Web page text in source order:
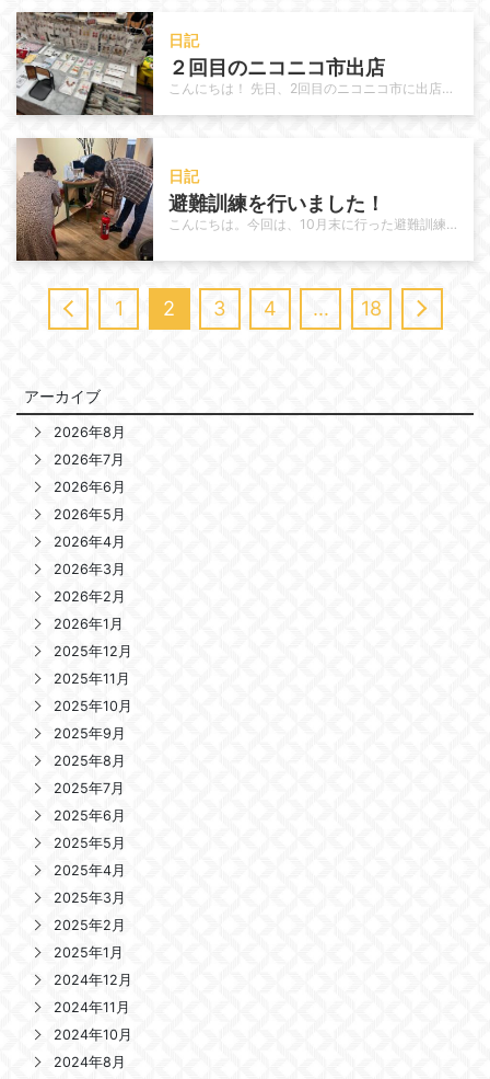
日記
２回目のニコニコ市出店
こんにちは！ 先日、2回目のニコニコ市に出店してきました！ 前回の反省を活かして、ディスプレイの見せ方を工夫したり、持ってい…
日記
避難訓練を行いました！
こんにちは。今回は、10月末に行った避難訓練の様子についてご紹介します。 福祉施設には2回/年、必ず消防訓練や避難訓練が義務…
1 2 3 4 … 18
アーカイブ
2026年8月
2026年7月
2026年6月
2026年5月
2026年4月
2026年3月
2026年2月
2026年1月
2025年12月
2025年11月
2025年10月
2025年9月
2025年8月
2025年7月
2025年6月
2025年5月
2025年4月
2025年3月
2025年2月
2025年1月
2024年12月
2024年11月
2024年10月
2024年8月